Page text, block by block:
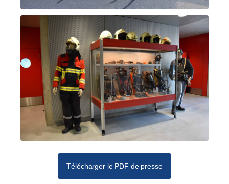
Télécharger le PDF de presse